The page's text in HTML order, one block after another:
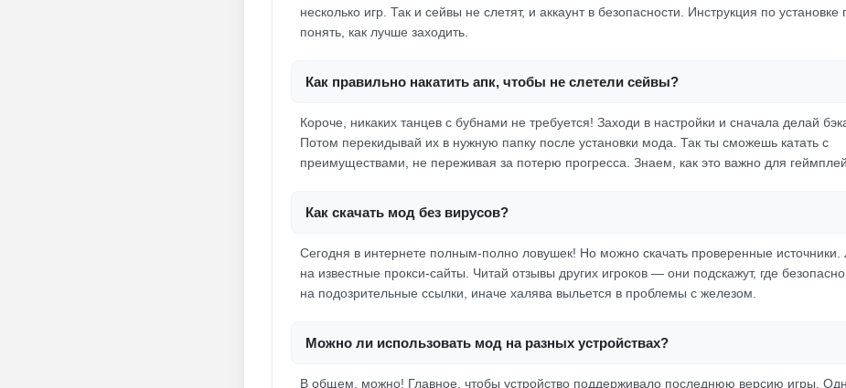
несколько игр. Так и сейвы не слетят, и аккаунт в безопасности. Инструкция по
понять, как лучше заходить.
Как правильно накатить апк, чтобы не слетели сейвы?
Короче, никаких танцев с бубнами не требуется! Заходи в настройки и сначала делай
Потом перекидывай их в нужную папку после установки мода. Так ты сможешь катать с
преимуществами, не переживая за потерю прогресса. Знаем, как это важно для
Как скачать мод без вирусов?
Сегодня в интернете полным-полно ловушек! Но можно скачать проверенные источники.
на известные прокси-сайты. Читай отзывы других игроков — они подскажут, где
на подозрительные ссылки, иначе халява выльется в проблемы с железом.
Можно ли использовать мод на разных устройствах?
В общем, можно! Главное, чтобы устройство поддерживало последнюю версию игры.